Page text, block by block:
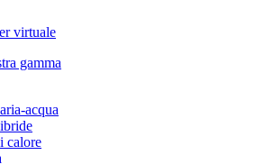
virtuale
gamma
acqua
calore